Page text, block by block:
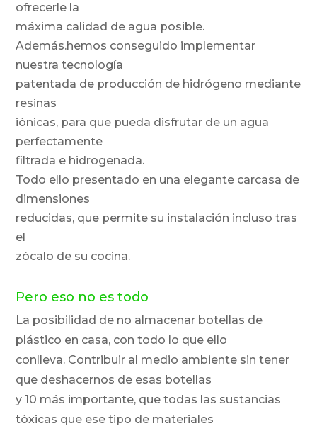
ofrecerle la
máxima calidad de agua posible.
Además.hemos conseguido implementar
nuestra tecnología
patentada de producción de hidrógeno mediante
resinas
iónicas, para que pueda disfrutar de un agua
perfectamente
filtrada e hidrogenada.
Todo ello presentado en una elegante carcasa de
dimensiones
reducidas, que permite su instalación incluso tras
el
zócalo de su cocina.
Pero eso no es todo
La posibilidad de no almacenar botellas de
plástico en casa, con todo lo que ello
conlleva. Contribuir al medio ambiente sin tener
que deshacernos de esas botellas
y 10 más importante, que todas las sustancias
tóxicas que ese tipo de materiales